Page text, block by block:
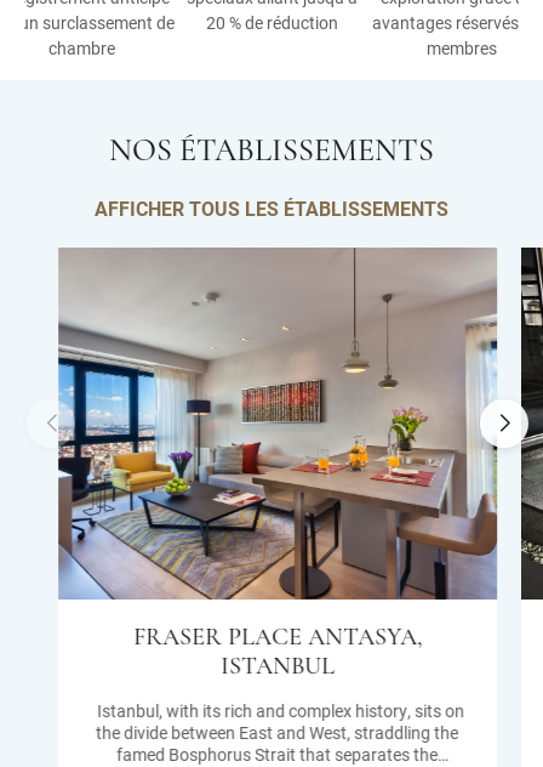
d’un surclassement de
chambre
20 % de réduction
avantages réservés
membres
NOS ÉTABLISSEMENTS
AFFICHER TOUS LES ÉTABLISSEMENTS
FRASER PLACE ANTASYA,
ISTANBUL
Istanbul, with its rich and complex history, sits on
the divide between East and West, straddling the
famed Bosphorus Strait that separates the